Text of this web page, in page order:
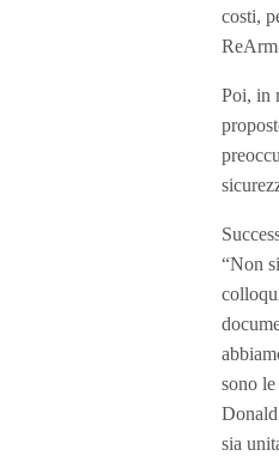
costi,
Poi, in
“Non
sono
sia